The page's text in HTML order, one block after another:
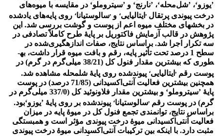
’یوزو‘، ’شل‌محله‘، ’نارنج‘ و ’سیتروملو‘ در مقایسه با میوه‌های
درخت پیوندی پرتقال , ایتالیایی، و ,سالوستیانا، روی پایه‌های یادشده
در بخش‏های مختلف میوه اعم از پوست و گوشت بررسی شد. این
پژوهش در قالب آزمایش فاکتوریل بر پایۀ طرح کاملاً‌ تصادفی در
سه تکرار اجرا شد. براساس نتایج، صفات اندازه­گیری‌شده در
سطح 1 درصد تحت تأثیر پایه، رقم و بافت میوه قرار داشت، به­
طوری ­که بیشترین مقدار فنول کل (38/21 میلی‌گرم در گرم) در
پوست رقم , ایتالیایی، پیوندشده روی پایۀ شل­محله مشاهده شد.
همچنین بیشترین فعالیت آنتی‌اکسیدانی (71/85 درصد) در پوست
پایۀ ’سیتروملو‘ و بیشترین مقدار فلاونوئید کل (337/0 میلی‌گرم در
گرم) در پوست رقم ,سالوستیانا، پیوندشده بر روی پایۀ ’یوزو‘بود.
براساس نتایج، توانمندی تجمع فنول کل در میوۀ پایه در میزان
فعالیت آنتی‌اکسیدانی میوۀ درخت پیوندی مؤثر است و همبستگی
مثبت دارد. با اینکه بین ترکیبات آنتی‌اکسیدانی میوۀ درخت پیوندی